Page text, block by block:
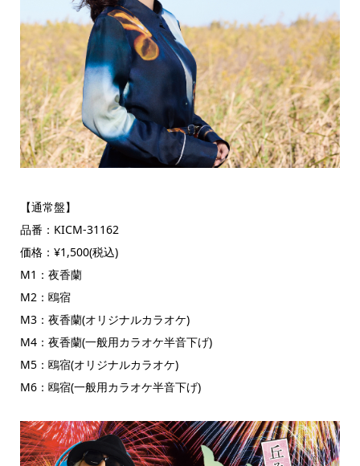
【通常盤】
品番：KICM-31162
価格：¥1,500(税込)
M1：夜香蘭
M2：鴎宿
M3：夜香蘭(オリジナルカラオケ)
M4：夜香蘭(一般用カラオケ半音下げ)
M5：鴎宿(オリジナルカラオケ)
M6：鴎宿(一般用カラオケ半音下げ)